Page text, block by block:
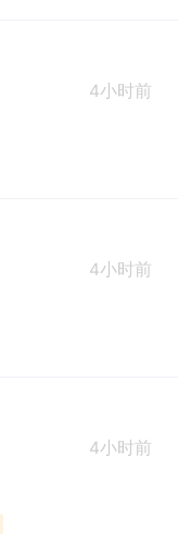
4小时前
4小时前
4小时前